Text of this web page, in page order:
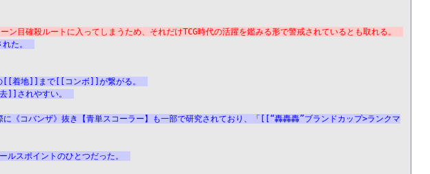
確殺ルートに入ってしまうため、それだけTCG時代の活躍を鑑みる形で警戒されているとも取れる。
た。
[[着地]]まで[[コンボ]]が繋がる。
]]されやすい。
バンザ》抜き【青単スコーラー】も一部で研究されており、「[[“轟轟轟”ブランドカップ>ランクマ
スポイントのひとつだった。